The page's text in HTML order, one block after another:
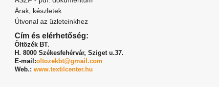
Árak, készletek
Útvonal az üzleteinkhez
Cím és elérhetőség:
Öltözék BT.
H. 8000 Székesfehérvár, Sziget u.37.
E-mail:oltozekbt@gmail.com
Web.: www.textilcenter.hu